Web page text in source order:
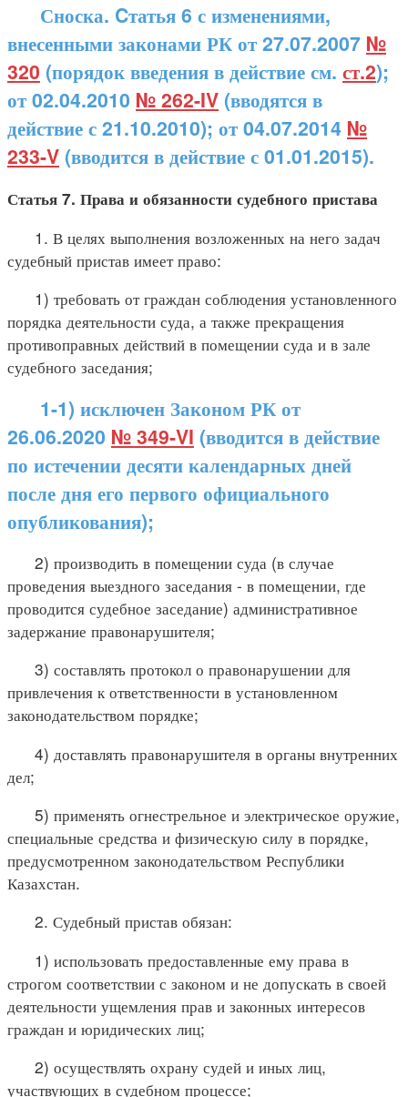
Сноска. Cтатья 6 с изменениями,
внесенными законами РК от 27.07.2007 №
320 (порядок введения в действие см. ст.2);
от 02.04.2010 № 262-IV (вводятся в
действие с 21.10.2010); от 04.07.2014 №
233-V (вводится в действие с 01.01.2015).
Статья 7. Права и обязанности судебного пристава
1. В целях выполнения возложенных на него задач
судебный пристав имеет право:
1) требовать от граждан соблюдения установленного
порядка деятельности суда, а также прекращения
противоправных действий в помещении суда и в зале
судебного заседания;
1-1) исключен Законом РК от
26.06.2020 № 349-VI (вводится в действие
по истечении десяти календарных дней
после дня его первого официального
опубликования);
2) производить в помещении суда (в случае
проведения выездного заседания - в помещении, где
проводится судебное заседание) административное
задержание правонарушителя;
3) составлять протокол о правонарушении для
привлечения к ответственности в установленном
законодательством порядке;
4) доставлять правонарушителя в органы внутренних
дел;
5) применять огнестрельное и электрическое оружие,
специальные средства и физическую силу в порядке,
предусмотренном законодательством Республики
Казахстан.
2. Судебный пристав обязан:
1) использовать предоставленные ему права в
строгом соответствии с законом и не допускать в своей
деятельности ущемления прав и законных интересов
граждан и юридических лиц;
2) осуществлять охрану судей и иных лиц,
участвующих в судебном процессе;